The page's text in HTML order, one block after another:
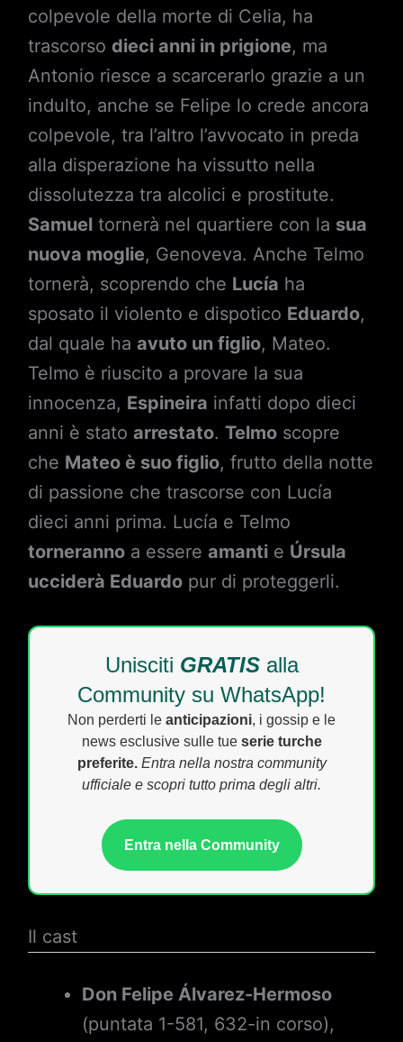
colpevole della morte di Celia, ha
trascorso dieci anni in prigione, ma
Antonio riesce a scarcerarlo grazie a un
indulto, anche se Felipe lo crede ancora
colpevole, tra l’altro l’avvocato in preda
alla disperazione ha vissutto nella
dissolutezza tra alcolici e prostitute.
Samueltornerà nel quartiere con la sua
nuova moglie, Genoveva. Anche Telmo
tornerà, scoprendo che Lucía ha
sposato il violento e dispotico Eduardo,
dal quale ha avuto un figlio, Mateo.
Telmo è riuscito a provare la sua
innocenza, Espineira infatti dopo dieci
anni è stato arrestato. Telmoscopre
che Mateo è suo figlio, frutto della notte
di passione che trascorse con Lucía
dieci anni prima. Lucía e Telmo
tornerannoa essere amantie Úrsula
ucciderà Eduardopur di proteggerli.
Unisciti GRATISalla
Community su WhatsApp!
Non perderti le anticipazioni, i gossip e le
news esclusive sulle tue serie turche
preferite. Entra nella nostra community
ufficiale e scopri tutto prima degli altri.
Entra nella Community
Il cast
Don Felipe Álvarez-Hermoso
(puntata 1-581, 632-in corso),